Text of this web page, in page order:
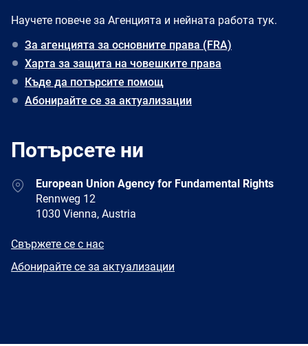
Научете повече за Агенцията и нейната работа тук.
За агенцията за основните права (FRA)
Харта за защита на човешките права
Къде да потърсите помощ
Абонирайте се за актуализации
Потърсете ни
AddressEuropean Union Agency for Fundamental Rights
Rennweg 12
1030 Vienna, Austria
E-
Свържете се с нас
Newsletter
Абонирайте се за актуализации